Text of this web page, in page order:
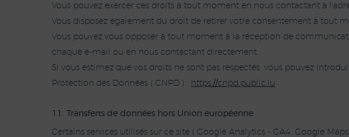
Vous pouvez exercer ces droits à tout moment en nous contactant à
Vous disposez également du droit de retirer votre consentement à tout
Vous pouvez vous opposer à tout moment à la réception de
chaque e-mail ou en nous contactant directement.
Si vous estimez que vos droits ne sont pas respectés, vous pouvez
Protection des Données ( CNPD ) : https://cnpd.public.lu
11. Transferts de données hors Union européenne
Certains services utilisés sur ce site ( Google Analytics - GA4, Google